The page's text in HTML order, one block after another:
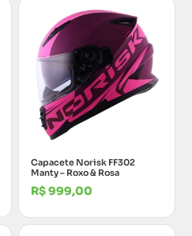
Capacete Norisk FF302
Manty – Roxo & Rosa
R$999,00